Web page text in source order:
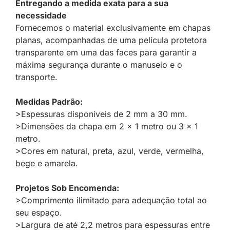
Entregando a medida exata para a sua
necessidade
Fornecemos o material exclusivamente em chapas
planas, acompanhadas de uma película protetora
transparente em uma das faces para garantir a
máxima segurança durante o manuseio e o
transporte.
Medidas Padrão:
>Espessuras disponíveis de 2 mm a 30 mm.
>Dimensões da chapa em 2 x 1 metro ou 3 x 1
metro.
>Cores em natural, preta, azul, verde, vermelha,
bege e amarela.
Projetos Sob Encomenda:
>Comprimento ilimitado para adequação total ao
seu espaço.
>Largura de até 2,2 metros para espessuras entre